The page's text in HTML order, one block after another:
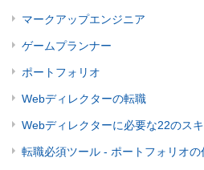
マークアップエンジニア
ゲームプランナー
ポートフォリオ
Webディレクターの転職
Webディレクターに必要な22のス
転職必須ツール - ポートフォリオの